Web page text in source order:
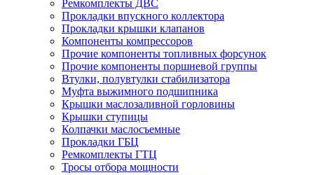
Ремкомплекты ДВС
Прокладки впускного коллектора
Прокладки крышки клапанов
Компоненты компрессоров
Прочие компоненты топливных форсунок
Прочие компоненты поршневой группы
Втулки, полувтулки стабилизатора
Муфта выжимного подшипника
Крышки маслозаливной горловины
Крышки ступицы
Колпачки маслосъемные
Прокладки ГБЦ
Ремкомплекты ГТЦ
Тросы отбора мощности